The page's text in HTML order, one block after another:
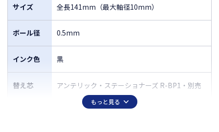
サイズ 全長141mm（最大軸径10mm）
ボール径 0.5mm
インク色 黒
替え芯 アンテリック・ステーショナーズ R-BP1・別売
もっと見る